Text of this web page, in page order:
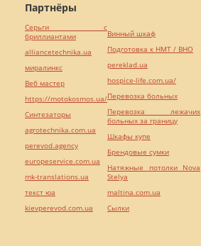
Партнёры
Серьги с
бриллиантами
alliancetechnika.ua
миралинкс
Веб мастер
https://motokosmos.ua/
Синтезаторы
agrotechnika.com.ua
perevod.agency
europeservice.com.ua
mk-translations.ua
текст юа
kievperevod.com.ua
Винный шкаф
Подготовка к НМТ / ВНО
pereklad.ua
hospice-life.com.ua/
Перевозка больных
Перевозка лежачих
больных за границу
Шкафы купе
Брендовые сумки
Натяжные потолки Nova
Stelya
maltina.com.ua
Cылки